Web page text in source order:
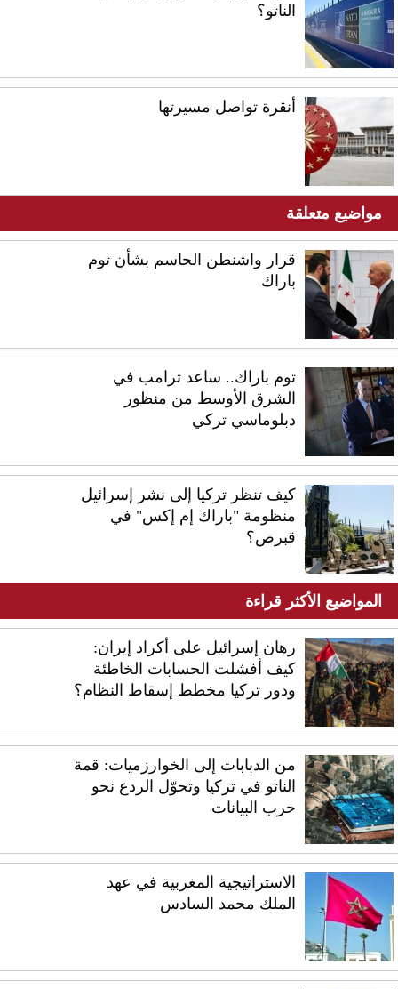
الناتو؟
أنقرة تواصل مسيرتها
مواضيع متعلقة
قرار واشنطن الحاسم بشأن توم
باراك
توم باراك.. ساعد ترامب في
الشرق الأوسط من منظور
دبلوماسي تركي
كيف تنظر تركيا إلى نشر إسرائيل
منظومة "باراك إم إكس" في
قبرص؟
المواضيع الأكثر قراءة
رهان إسرائيل على أكراد إيران:
كيف أفشلت الحسابات الخاطئة
ودور تركيا مخطط إسقاط النظام؟
من الدبابات إلى الخوارزميات: قمة
الناتو في تركيا وتحوّل الردع نحو
حرب البيانات
الاستراتيجية المغربية في عهد
الملك محمد السادس